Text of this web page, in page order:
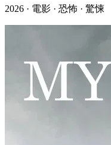
2026 · 電影 · 恐怖 · 驚悚